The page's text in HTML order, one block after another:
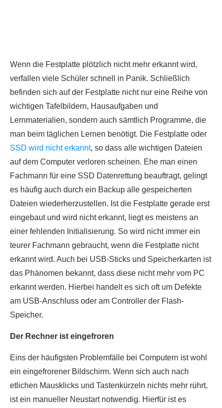
Wenn die Festplatte plötzlich nicht mehr erkannt wird,
verfallen viele Schüler schnell in Panik. Schließlich
befinden sich auf der Festplatte nicht nur eine Reihe von
wichtigen Tafelbildern, Hausaufgaben und
Lernmaterialien, sondern auch sämtlich Programme, die
man beim täglichen Lernen benötigt. Die Festplatte oder
SSD wird nicht erkannt, so dass alle wichtigen Dateien
auf dem Computer verloren scheinen. Ehe man einen
Fachmann für eine SSD Datenrettung beauftragt, gelingt
es häufig auch durch ein Backup alle gespeicherten
Dateien wiederherzustellen. Ist die Festplatte gerade erst
eingebaut und wird nicht erkannt, liegt es meistens an
einer fehlenden Initialisierung. So wird nicht immer ein
teurer Fachmann gebraucht, wenn die Festplatte nicht
erkannt wird. Auch bei USB-Sticks und Speicherkarten ist
das Phänomen bekannt, dass diese nicht mehr vom PC
erkannt werden. Hierbei handelt es sich oft um Defekte
am USB-Anschluss oder am Controller der Flash-
Speicher.
Der Rechner ist eingefroren
Eins der häufigsten Problemfälle bei Computern ist wohl
ein eingefrorener Bildschirm. Wenn sich auch nach
etlichen Mausklicks und Tastenkürzeln nichts mehr rührt,
ist ein manueller Neustart notwendig. Hierfür ist es